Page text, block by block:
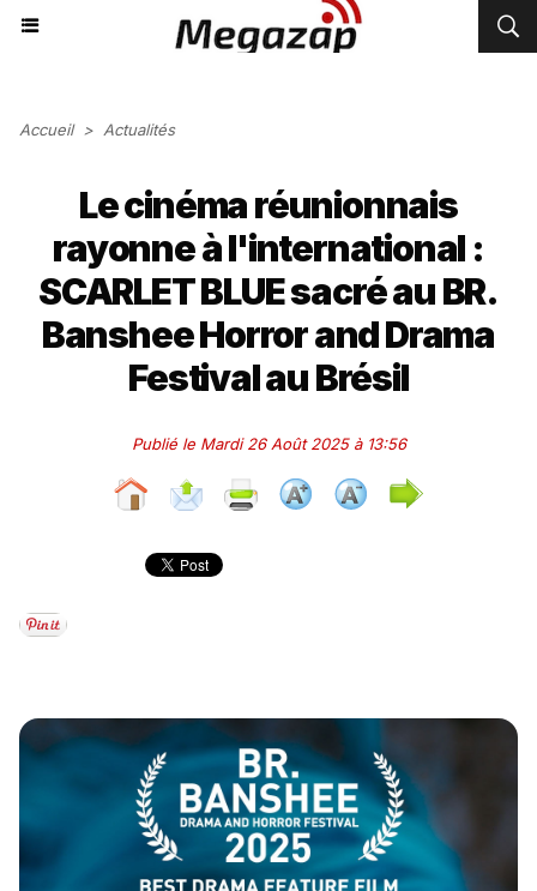
Accueil > Actualités
Le cinéma réunionnais
rayonne à l'international :
SCARLET BLUE sacré au BR.
Banshee Horror and Drama
Festival au Brésil
Publié le Mardi 26 Août 2025 à 13:56